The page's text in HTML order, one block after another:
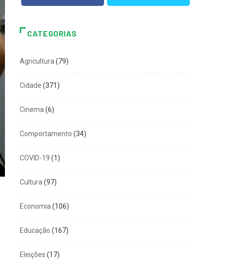
CATEGORIAS
Agricultura (79)
Cidade (371)
Cinema (6)
Comportamento (34)
COVID-19 (1)
Cultura (97)
Economia (106)
Educação (167)
Eleições (17)